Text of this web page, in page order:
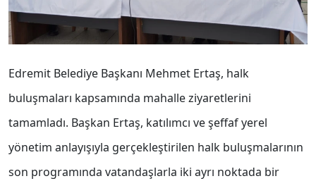
Edremit Belediye Başkanı Mehmet Ertaş, halk
buluşmaları kapsamında mahalle ziyaretlerini
tamamladı. Başkan Ertaş, katılımcı ve şeffaf yerel
yönetim anlayışıyla gerçekleştirilen halk buluşmalarının
son programında vatandaşlarla iki ayrı noktada bir